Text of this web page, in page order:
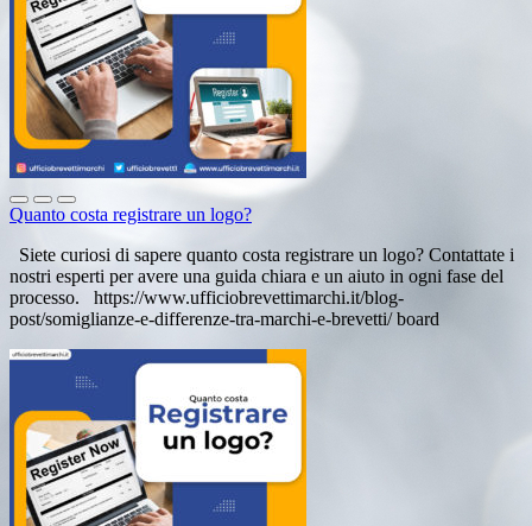
Quanto costa registrare un logo?
Siete curiosi di sapere quanto costa registrare un logo? Contattate i
nostri esperti per avere una guida chiara e un aiuto in ogni fase del
processo. https://www.ufficiobrevettimarchi.it/blog-
post/somiglianze-e-differenze-tra-marchi-e-brevetti/ board